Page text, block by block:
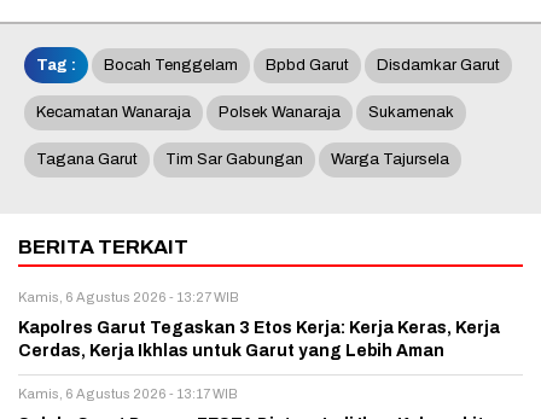
Tag : Bocah Tenggelam Bpbd Garut Disdamkar Garut
Kecamatan Wanaraja Polsek Wanaraja Sukamenak
Tagana Garut Tim Sar Gabungan Warga Tajursela
BERITA TERKAIT
Kamis, 6 Agustus 2026 - 13:27 WIB
Kapolres Garut Tegaskan 3 Etos Kerja: Kerja Keras, Kerja
Cerdas, Kerja Ikhlas untuk Garut yang Lebih Aman
Kamis, 6 Agustus 2026 - 13:17 WIB